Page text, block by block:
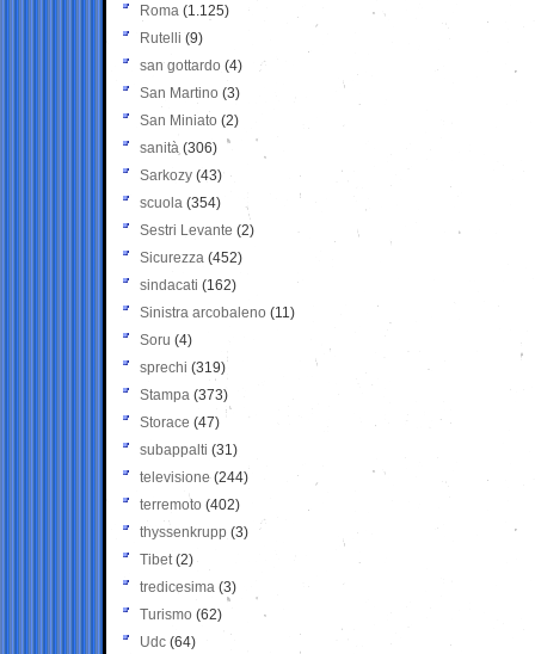
Roma (1.125)
Rutelli (9)
san gottardo (4)
San Martino (3)
San Miniato (2)
sanità (306)
Sarkozy (43)
scuola (354)
Sestri Levante (2)
Sicurezza (452)
sindacati (162)
Sinistra arcobaleno (11)
Soru (4)
sprechi (319)
Stampa (373)
Storace (47)
subappalti (31)
televisione(244)
terremoto (402)
thyssenkrupp (3)
Tibet(2)
tredicesima (3)
Turismo (62)
Udc (64)